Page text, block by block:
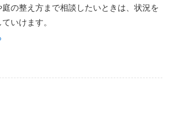
の整え方まで相談したいときは、状況を
いけます。